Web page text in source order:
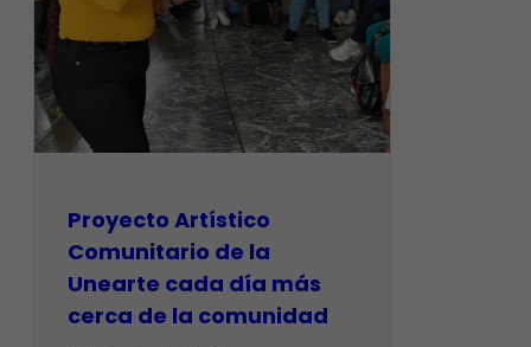
Proyecto Artístico
Comunitario de la
Unearte cada día más
cerca de la comunidad